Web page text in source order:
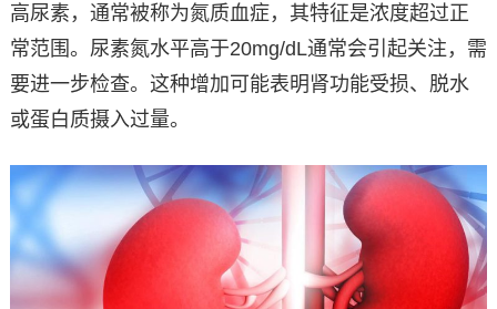
高尿素，通常被称为氮质血症，其特征是浓度超过正
常范围。尿素氮水平高于20mg/dL通常会引起关注，需
要进一步检查。这种增加可能表明肾功能受损、脱水
或蛋白质摄入过量。